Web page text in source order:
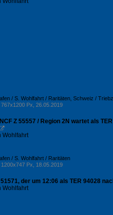
/ S. Wohlfahrt / Raritäten Schweiz /
767x1200 Px, 26.05.2019
Z 55557 / Region 2N wartet als
Wohlfahrt
/ S. Wohlfahrt / Raritäten
1200x747 Px, 18.05.2019
51571, der um 12:06 als TER 94028
Wohlfahrt